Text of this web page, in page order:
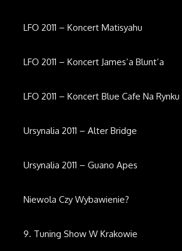
LFO 2011 – Koncert Matisyahu
LFO 2011 – Koncert James’a Blunt’a
LFO 2011 – Koncert Blue Cafe Na
Ursynalia 2011 – Alter Bridge
Ursynalia 2011 – Guano Apes
Niewola Czy Wybawienie?
9. Tuning Show W Krakowie